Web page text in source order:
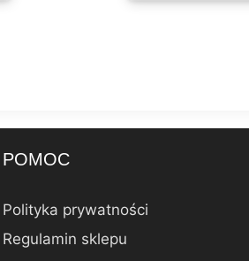
POMOC
Polityka prywatności
Regulamin sklepu